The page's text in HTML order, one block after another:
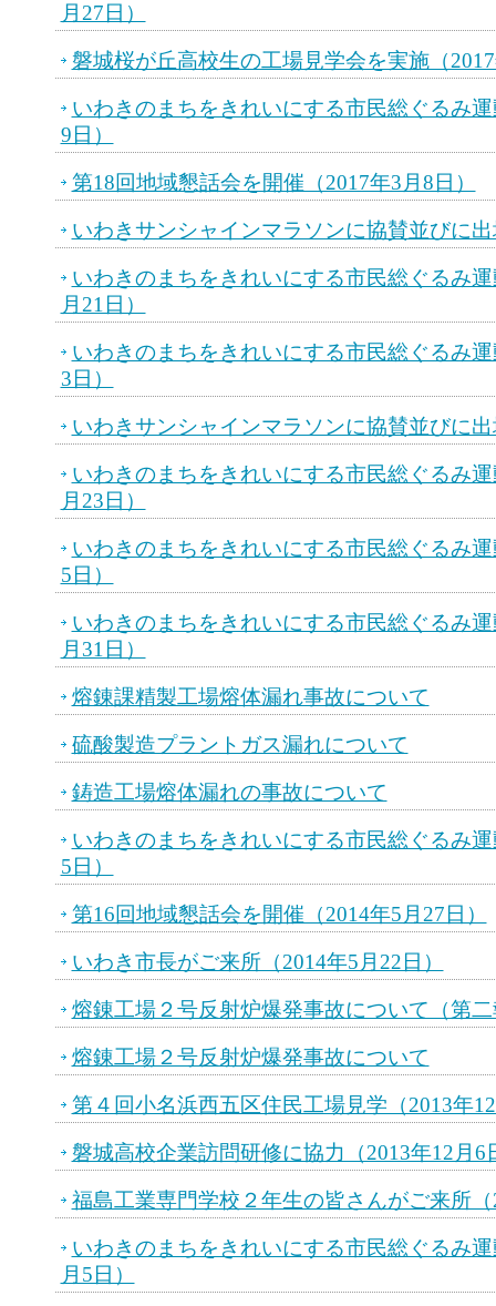
月27日）
磐城桜が丘高校生の工場見学会を実施（
いわきのまちをきれいにする市民総ぐるみ
9日）
第18回地域懇話会を開催（2017年3月8日）
いわきサンシャインマラソンに協賛並びに
いわきのまちをきれいにする市民総ぐるみ
月21日）
いわきのまちをきれいにする市民総ぐるみ
3日）
いわきサンシャインマラソンに協賛並びに
いわきのまちをきれいにする市民総ぐるみ
月23日）
いわきのまちをきれいにする市民総ぐるみ
5日）
いわきのまちをきれいにする市民総ぐるみ
月31日）
熔錬課精製工場熔体漏れ事故について
硫酸製造プラントガス漏れについて
鋳造工場熔体漏れの事故について
いわきのまちをきれいにする市民総ぐるみ
5日）
第16回地域懇話会を開催（2014年5月27日）
いわき市長がご来所（2014年5月22日）
熔錬工場２号反射炉爆発事故について（第
熔錬工場２号反射炉爆発事故について
第４回小名浜西五区住民工場見学（2013年
磐城高校企業訪問研修に協力（2013年12月6
福島工業専門学校２年生の皆さんがご来所
いわきのまちをきれいにする市民総ぐるみ
月5日）